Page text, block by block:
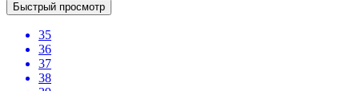
Быстрый просмотр
35
36
37
38